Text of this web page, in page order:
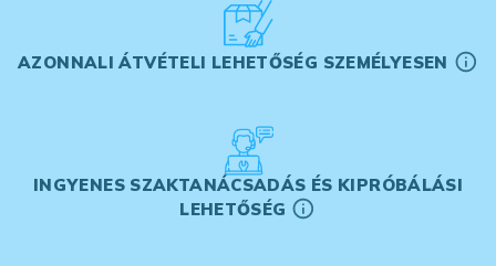
AZONNALI ÁTVÉTELI LEHETŐSÉG SZEMÉLYESEN
INGYENES SZAKTANÁCSADÁS ÉS KIPRÓBÁLÁSI
LEHETŐSÉG